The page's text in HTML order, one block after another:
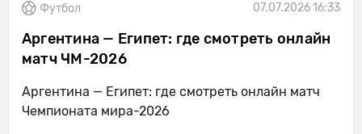
Футбол 07.07.2026 16:33
Аргентина — Египет: где смотреть онлайн
матч ЧМ-2026
Аргентина — Египет: где смотреть онлайн матч
Чемпионата мира-2026